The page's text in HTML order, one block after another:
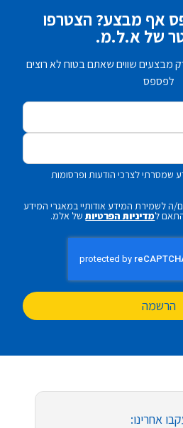
אף מבצע? הצטרפו
של א.ל.מ.
מבצעים שווים שאתם בטוח לא רוצים
לפספס
לצרכי הודעות ופרסומות
ה לשמירת המידע אודותיי במאגרי המידע
למדיניות הפרטיותשל אלמ.
הרשמה
אחרינו: